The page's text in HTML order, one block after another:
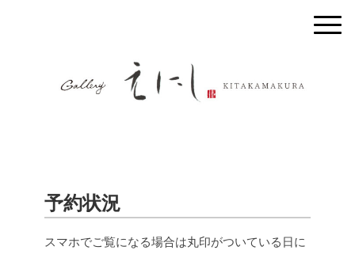
予約状況
スマホでご覧になる場合は丸印がついている日に